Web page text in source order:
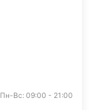
Пн-Вс: 09:00 - 21:00